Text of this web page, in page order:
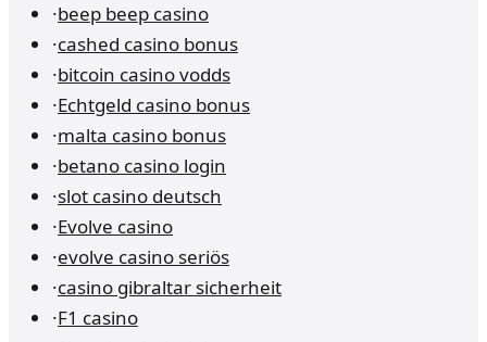
·beep beep casino
·cashed casino bonus
·bitcoin casino vodds
·Echtgeld casino bonus
·malta casino bonus
·betano casino login
·slot casino deutsch
·Evolve casino
·evolve casino seriös
·casino gibraltar sicherheit
·F1 casino